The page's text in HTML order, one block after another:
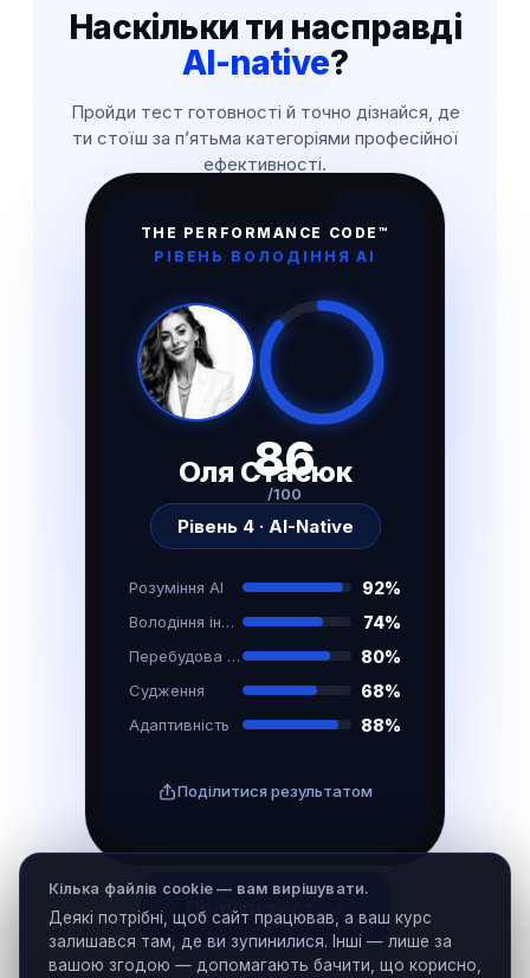
Наскільки ти насправді
AI-native?
Пройди тест готовності й точно дізнайся, де
ти стоїш за пʼятьма категоріями професійної
ефективності.
Пройти тест →
Безкоштовно · миттєвий результат · 7–9 хвилин
THE PERFORMANCE CODE™
РІВЕНЬ ВОЛОДІННЯ AI
86
/100
Оля Стасюк
Рівень 4 · AI-Native
Розуміння AI 92%
74%
80%
Судження 68%
Адаптивність 88%
Поділитися результатом
Кілька файлів cookie — вам вирішувати.
Деякі потрібні, щоб сайт працював, а ваш курс
залишався там, де ви зупинилися. Інші — лише за
вашою згодою — допомагають бачити, що корисно,